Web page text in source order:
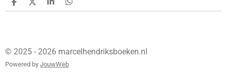
D
e
D
e
S
h
D
e
© 2025 - 2026 marcelhendriksboeken.nl
Powered by JouwWeb